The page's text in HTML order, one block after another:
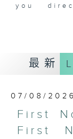
you
creative
high-
workout
beat
shape
tune in,
最新
07/08/2026
First
First